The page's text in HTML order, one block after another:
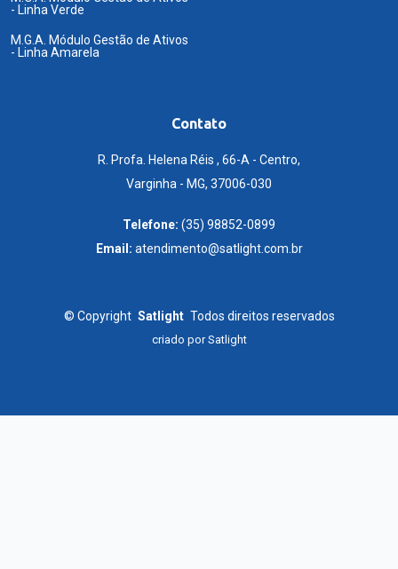
- Linha Verde
M.G.A. Módulo Gestão de Ativos
- Linha Amarela
Contato
R. Profa. Helena Réis , 66-A - Centro,
Varginha - MG, 37006-030
Telefone: (35) 98852-0899
Email: atendimento@satlight.com.br
© Copyright Satlight Todos direitos reservados
criado porSatlight